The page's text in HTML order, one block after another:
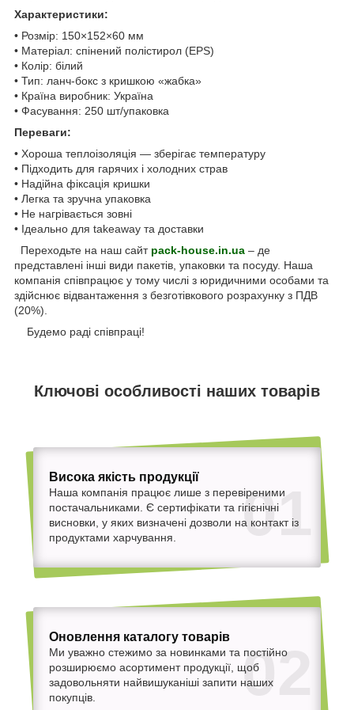
Характеристики:
• Розмір: 150×152×60 мм
• Матеріал: спінений полістирол (EPS)
• Колір: білий
• Тип: ланч-бокс з кришкою «жабка»
• Країна виробник: Україна
• Фасування: 250 шт/упаковка
Переваги:
• Хороша теплоізоляція — зберігає температуру
• Підходить для гарячих і холодних страв
• Надійна фіксація кришки
• Легка та зручна упаковка
• Не нагрівається зовні
• Ідеально для takeaway та доставки
Переходьте на наш сайт pack-house.in.ua – де
представлені інші види пакетів, упаковки та посуду. Наша
компанія співпрацює у тому числі з юридичними особами та
здійснює відвантаження з безготівкового розрахунку з ПДВ
(20%).
Будемо раді співпраці!
Ключові особливості наших товарів
01
Висока якість продукції
Наша компанія працює лише з перевіреними
постачальниками. Є сертифікати та гігієнічні
висновки, у яких визначені дозволи на контакт із
продуктами харчування.
02
Оновлення каталогу товарів
Ми уважно стежимо за новинками та постійно
розширюємо асортимент продукції, щоб
задовольняти найвишуканіші запити наших
покупців.